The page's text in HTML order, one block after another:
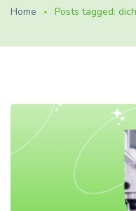
Home Posts tagged: